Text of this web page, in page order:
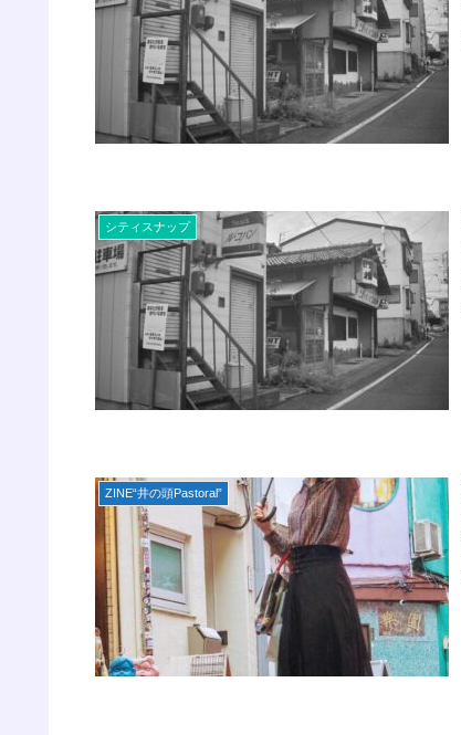
シティスナップ
ZINE“井の頭Pastoral”